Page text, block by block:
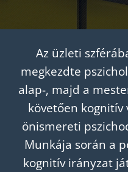
Az üzleti
megkezdte
alap-, majd a
követően kognitív
önismereti
Munkája során a
kognitív irányzat